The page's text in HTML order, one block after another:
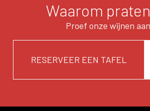
Waarom
Proef onze wijnen
RESERVEER EEN TAFEL